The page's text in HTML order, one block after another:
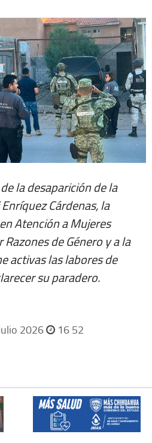
la desaparición de la
Cárdenas, la
Atención a Mujeres
de Género y a la
activas las labores de
su paradero.
2026 16 52